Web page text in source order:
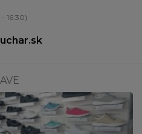
16:30)